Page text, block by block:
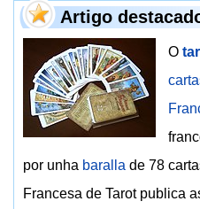
Artigo
O
por unha baralla de 78
Francesa de Tarot publica